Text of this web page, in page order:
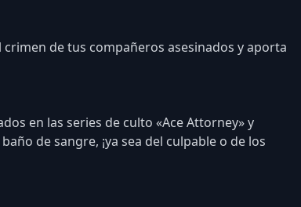
crimen de tus compañeros asesinados y aporta
en las series de culto «Ace Attorney» y
de sangre, ¡ya sea del culpable o de los